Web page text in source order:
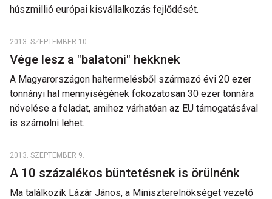
húszmillió európai kisvállalkozás fejlődését.
2013. SZEPTEMBER 10.
Vége lesz a "balatoni" hekknek
A Magyarországon haltermelésből származó évi 20 ezer
tonnányi hal mennyiségének fokozatosan 30 ezer tonnára
növelése a feladat, amihez várhatóan az EU támogatásával
is számolni lehet.
2013. SZEPTEMBER 9.
A 10 százalékos büntetésnek is örülnénk
Ma találkozik Lázár János, a Miniszterelnökséget vezető